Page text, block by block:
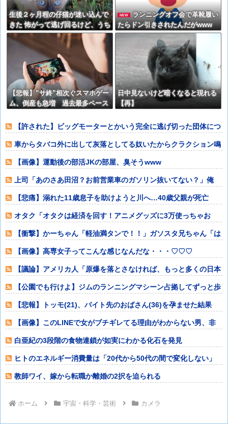
生後２ヶ月程の仔猫が迷い込んで
きた 怖がって逃げ回るけど、うち
の敷地から出て行かない【再】
NEW
ランニングオフ会で革靴履い
たらドン引きされたんだがwww
【悲報】”サ終”相次ぐスマホゲー
ム、倒産も急増 過去最多ペース
日中見ないけど暗くなると現れる
【再】
【許された】ビッグモーターとかいう完全に逃げ切った団体につ
いて
車からタバコ外に出して灰落としてる奴いたからクラクション鳴
らして怒鳴った
【画像】運動後の部活JKの部屋、臭そうwww
上司「あのさあ田沼？お前営業車のガソリン抜いてない？」俺
「はぁ？どういう
【悲痛】溺れた11歳息子を助けようと川へ…40歳父親が死亡
息子は母親が
オタク「オタクは経済を回す！アニメグッズに3万使っちゃお
w」一般人「車に
【衝撃】かーちゃん「軽油満タンで！！」ガソスタ兄ちゃん「は
い(レギュラー
【画像】高専女子ってこんな感じなんだな・・・♡♡♡
【議論】アメリカ人「原爆を落とさなければ、もっと多くの日本
人が死んでいた
【公園でも行けよ】ジムのランニングマシーン占拠してずっと歩
いてる男の正体
【悲報】トッモ(21)、バイト先のおばさん(36)を孕ませた結果
⇒！
【画像】このLINEで女がブチギレてる理由がわからない男、非
モテ確定ww
白亜紀の3段階の食物連鎖が如実にわかる化石を発見
ヒトのエネルギー消費量は「20代から50代の間で変化しない」
教師ワイ、嫁から転職か離婚の2択を迫られる
ホーム 宇宙・科学・芸術 カメラ